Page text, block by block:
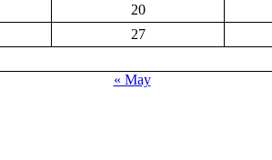
20
27
« May